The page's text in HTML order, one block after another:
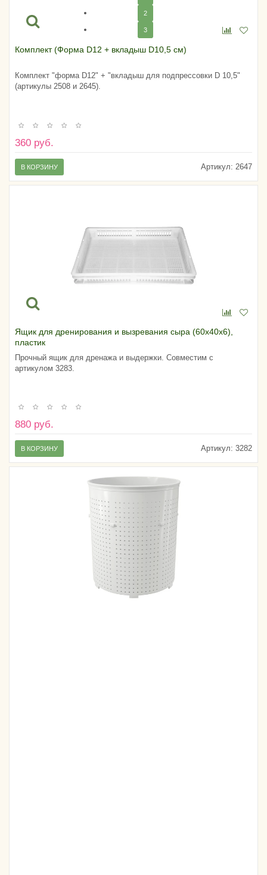
2
3
Комплект (Форма D12 + вкладыш D10,5 см)
Комплект "форма D12" + "вкладыш для подпрессовки D 10,5"
(артикулы 2508 и 2645).
360 руб.
Артикул: 2647
В КОРЗИНУ
Ящик для дренирования и вызревания сыра (60х40х6),
пластик
Прочный ящик для дренажа и выдержки. Совместим с
артикулом 3283.
880 руб.
Артикул: 3282
В КОРЗИНУ